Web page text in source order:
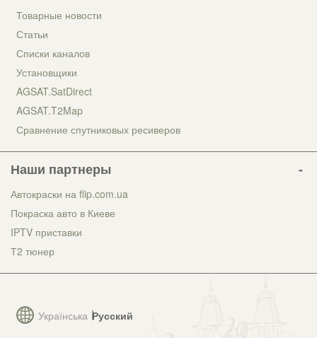
Українська Русский
Товарные новости
Статьи
Списки каналов
Установщики
AGSAT.SatDirect
AGSAT.T2Map
Сравнение спутниковых ресиверов
Наши партнеры
Автокраски на flip.com.ua
Покраска авто в Киеве
IPTV приставки
Т2 тюнер